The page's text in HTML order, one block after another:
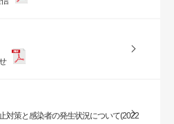
対策と感染者の発生状況について(2022